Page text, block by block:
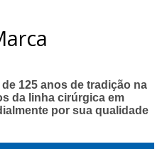
125 anos de tradição na
da linha cirúrgica em
por sua qualidade